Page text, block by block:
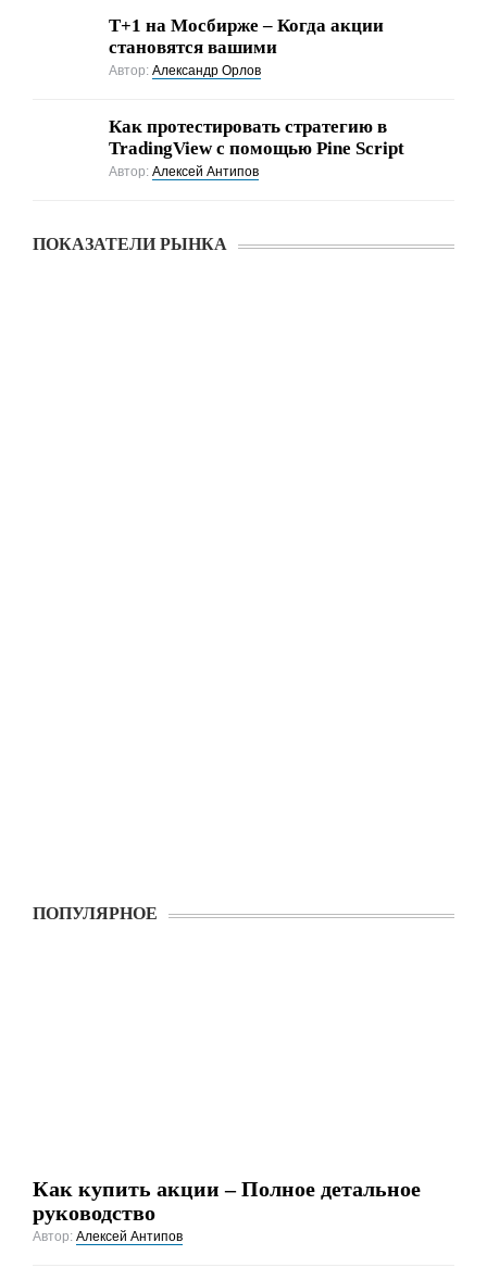
Т+1 на Мосбирже – Когда акции
становятся вашими
Автор:Александр Орлов
Как протестировать стратегию в
TradingView с помощью Pine Script
Автор:Алексей Антипов
ПОКАЗАТЕЛИ РЫНКА
ПОПУЛЯРНОЕ
Как купить акции – Полное детальное
руководство
Автор:Алексей Антипов